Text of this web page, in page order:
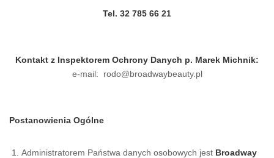
Tel. 32 785 66 21
Kontakt z Inspektorem Ochrony Danych p. Marek Michnik:
e-mail: rodo@broadwaybeauty.pl
Postanowienia Ogólne
Administratorem Państwa danych osobowych jest Broadway